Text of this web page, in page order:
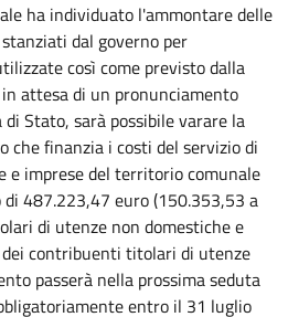
ha individuato l'ammontare delle
dal governo per
così come previsto dalla
attesa di un pronunciamento
Stato, sarà possibile varare la
che finanzia i costi del servizio di
e imprese del territorio comunale
487.223,47 euro (150.353,53 a
di utenze non domestiche e
contribuenti titolari di utenze
passerà nella prossima seduta
entro il 31 luglio